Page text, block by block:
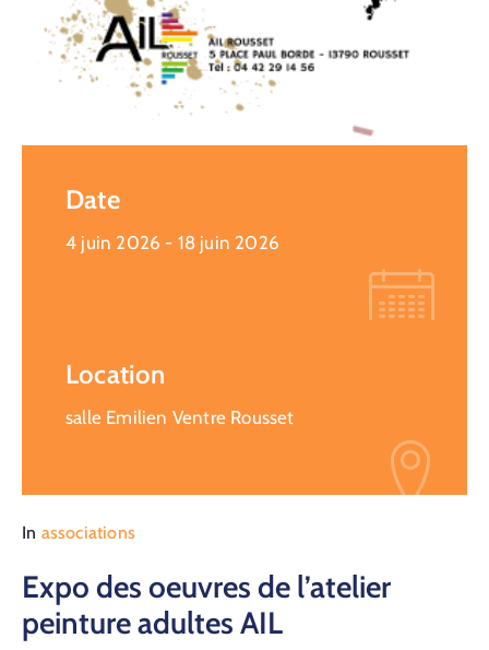
Date
4 juin 2026 - 18 juin 2026
Location
salle Emilien Ventre Rousset
In associations
Expo des oeuvres de l’atelier
peinture adultes AIL